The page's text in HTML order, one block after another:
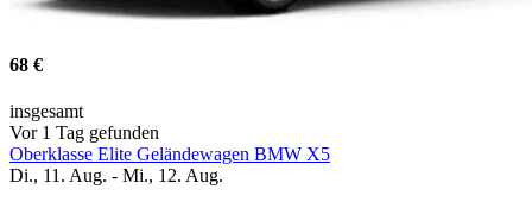
68 €
insgesamt
Vor 1 Tag gefunden
Oberklasse Elite Geländewagen BMW X5
Di., 11. Aug. - Mi., 12. Aug.